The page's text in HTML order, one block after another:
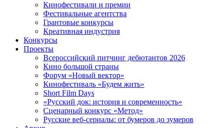
Кинофестивали и премии
Фестивальные агентства
Грантовые конкурсы
Креативная индустрия
Конкурсы
Проекты
Всероссийский питчинг дебютантов 2026
Кино большой страны
Форум «Новый вектор»
Кинофестиваль «Будем жить»
Short Film Days
«Русский док: история и современность»
Сценарный конкурс «Метод»
Русские веб-сериалы: от бумеров до зумеров